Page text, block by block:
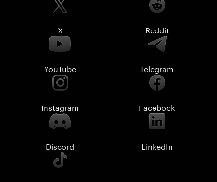
X Reddit
YouTube Telegram
Instagram Facebook
Discord LinkedIn